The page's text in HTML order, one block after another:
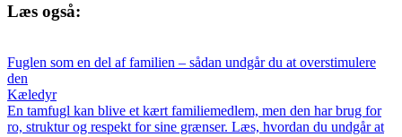
Læs også:
Fuglen som en del af familien – sådan undgår du at overstimulere
den
Kæledyr
En tamfugl kan blive et kært familiemedlem, men den har brug for
ro, struktur og respekt for sine grænser. Læs, hvordan du undgår at